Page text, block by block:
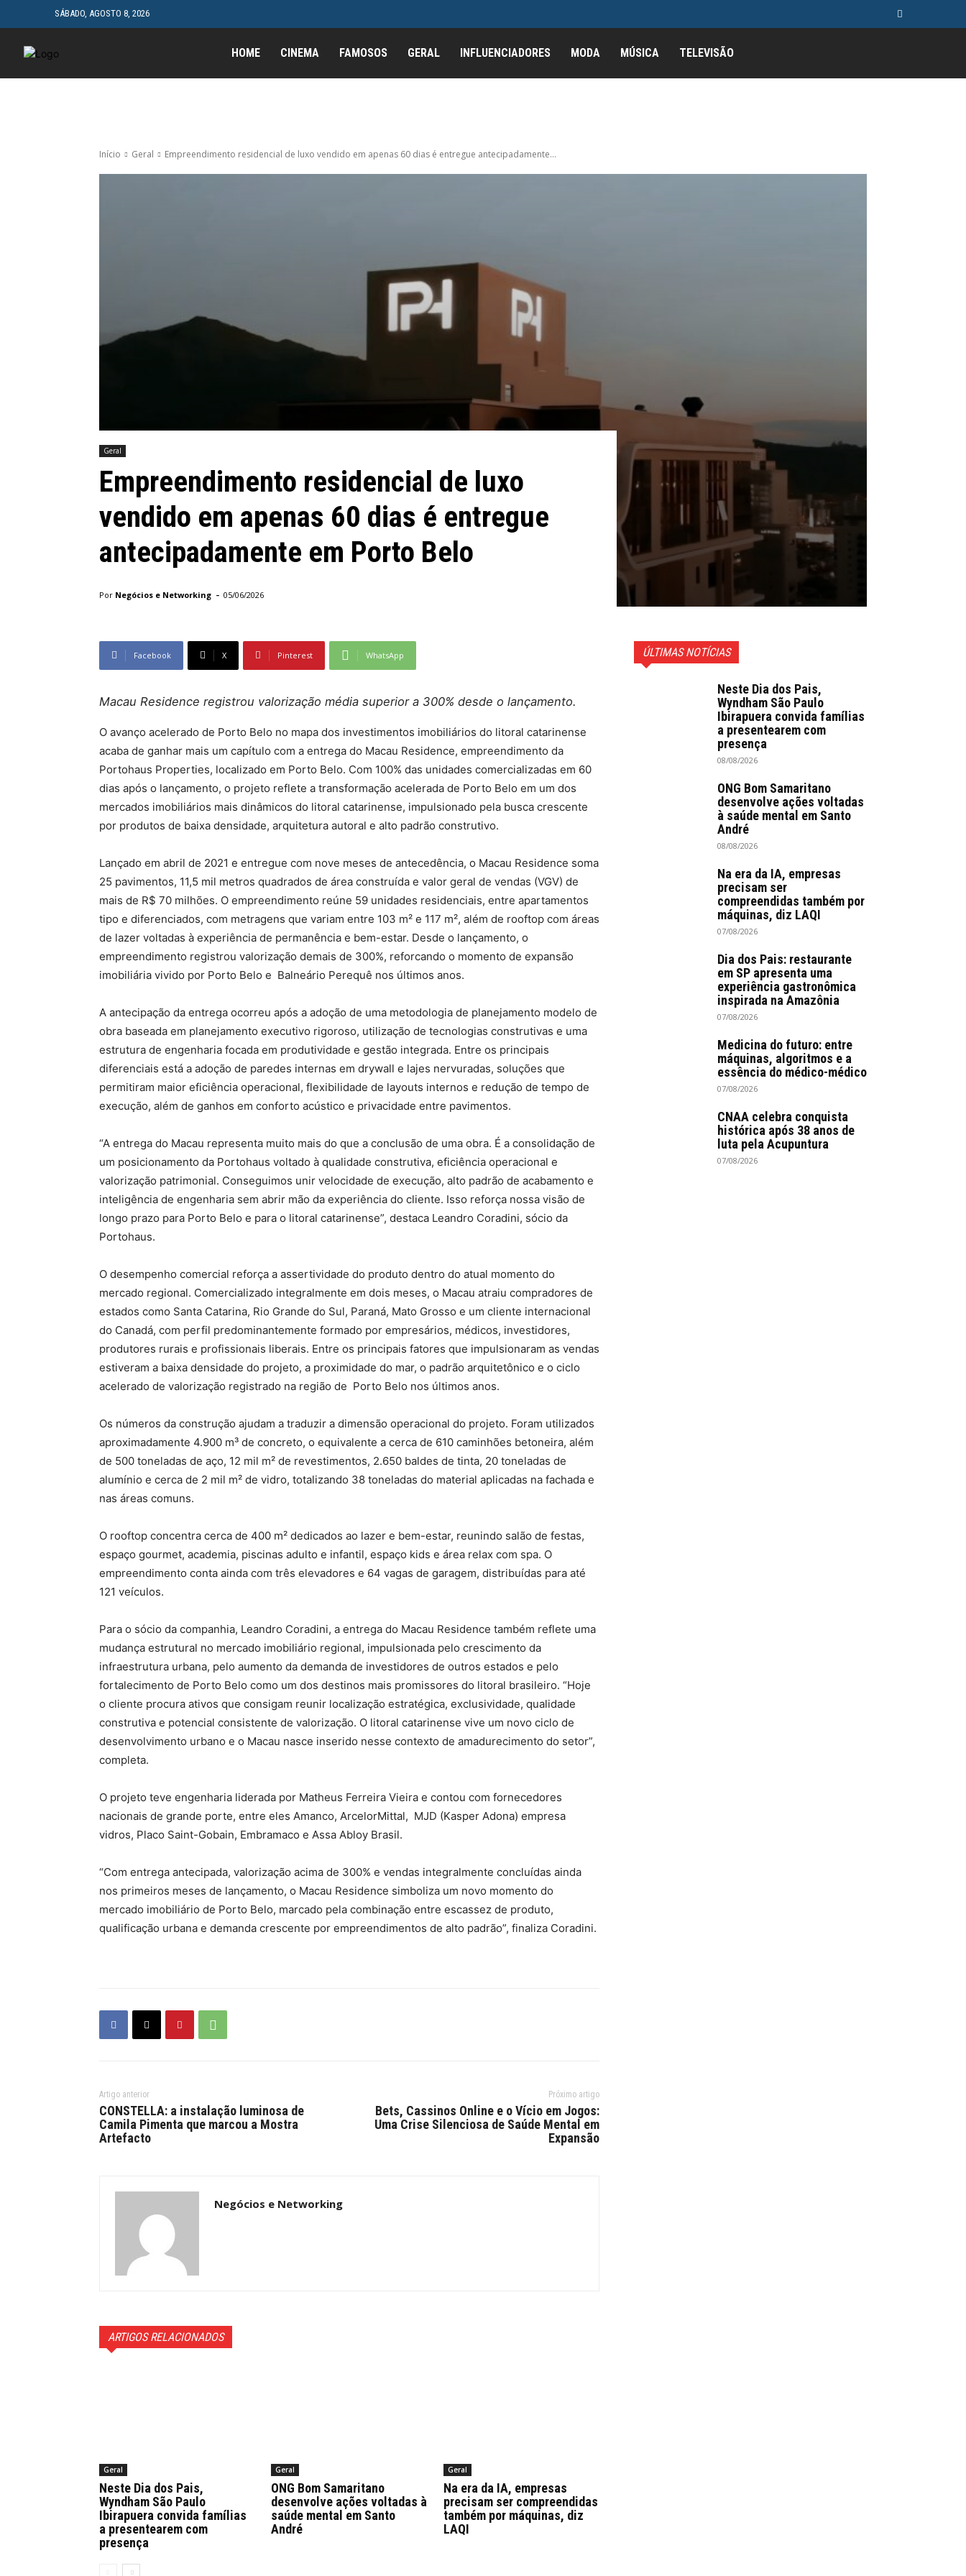
SÁBADO, AGOSTO 8, 2026
HOME CINEMA FAMOSOS GERAL INFLUENCIADORES MODA MÚSICA TELEVISÃO
Início Geral Empreendimento residencial de luxo vendido em apenas 60 dias é entregue antecipadamente...
Geral
Empreendimento residencial de luxo
vendido em apenas 60 dias é entregue
antecipadamente em Porto Belo
Por Negócios e Networking - 05/06/2026
Facebook X Pinterest WhatsApp
Macau Residence registrou valorização média superior a 300% desde o lançamento.
O avanço acelerado de Porto Belo no mapa dos investimentos imobiliários do litoral catarinense
acaba de ganhar mais um capítulo com a entrega do Macau Residence, empreendimento da
Portohaus Properties, localizado em Porto Belo. Com 100% das unidades comercializadas em 60
dias após o lançamento, o projeto reflete a transformação acelerada de Porto Belo em um dos
mercados imobiliários mais dinâmicos do litoral catarinense, impulsionado pela busca crescente
por produtos de baixa densidade, arquitetura autoral e alto padrão construtivo.
Lançado em abril de 2021 e entregue com nove meses de antecedência, o Macau Residence soma
25 pavimentos, 11,5 mil metros quadrados de área construída e valor geral de vendas (VGV) de
mais de R$ 70 milhões. O empreendimento reúne 59 unidades residenciais, entre apartamentos
tipo e diferenciados, com metragens que variam entre 103 m² e 117 m², além de rooftop com áreas
de lazer voltadas à experiência de permanência e bem-estar. Desde o lançamento, o
empreendimento registrou valorização demais de 300%, reforcando o momento de expansão
imobiliária vivido por Porto Belo e Balneário Perequê nos últimos anos.
A antecipação da entrega ocorreu após a adoção de uma metodologia de planejamento modelo de
obra baseada em planejamento executivo rigoroso, utilização de tecnologias construtivas e uma
estrutura de engenharia focada em produtividade e gestão integrada. Entre os principais
diferenciais está a adoção de paredes internas em drywall e lajes nervuradas, soluções que
permitiram maior eficiência operacional, flexibilidade de layouts internos e redução de tempo de
execução, além de ganhos em conforto acústico e privacidade entre pavimentos.
“A entrega do Macau representa muito mais do que a conclusão de uma obra. É a consolidação de
um posicionamento da Portohaus voltado à qualidade construtiva, eficiência operacional e
valorização patrimonial. Conseguimos unir velocidade de execução, alto padrão de acabamento e
inteligência de engenharia sem abrir mão da experiência do cliente. Isso reforça nossa visão de
longo prazo para Porto Belo e para o litoral catarinense”, destaca Leandro Coradini, sócio da
Portohaus.
O desempenho comercial reforça a assertividade do produto dentro do atual momento do
mercado regional. Comercializado integralmente em dois meses, o Macau atraiu compradores de
estados como Santa Catarina, Rio Grande do Sul, Paraná, Mato Grosso e um cliente internacional
do Canadá, com perfil predominantemente formado por empresários, médicos, investidores,
produtores rurais e profissionais liberais. Entre os principais fatores que impulsionaram as vendas
estiveram a baixa densidade do projeto, a proximidade do mar, o padrão arquitetônico e o ciclo
acelerado de valorização registrado na região de Porto Belo nos últimos anos.
Os números da construção ajudam a traduzir a dimensão operacional do projeto. Foram utilizados
aproximadamente 4.900 m³ de concreto, o equivalente a cerca de 610 caminhões betoneira, além
de 500 toneladas de aço, 12 mil m² de revestimentos, 2.650 baldes de tinta, 20 toneladas de
alumínio e cerca de 2 mil m² de vidro, totalizando 38 toneladas do material aplicadas na fachada e
nas áreas comuns.
O rooftop concentra cerca de 400 m² dedicados ao lazer e bem-estar, reunindo salão de festas,
espaço gourmet, academia, piscinas adulto e infantil, espaço kids e área relax com spa. O
empreendimento conta ainda com três elevadores e 64 vagas de garagem, distribuídas para até
121 veículos.
Para o sócio da companhia, Leandro Coradini, a entrega do Macau Residence também reflete uma
mudança estrutural no mercado imobiliário regional, impulsionada pelo crescimento da
infraestrutura urbana, pelo aumento da demanda de investidores de outros estados e pelo
fortalecimento de Porto Belo como um dos destinos mais promissores do litoral brasileiro. “Hoje
o cliente procura ativos que consigam reunir localização estratégica, exclusividade, qualidade
construtiva e potencial consistente de valorização. O litoral catarinense vive um novo ciclo de
desenvolvimento urbano e o Macau nasce inserido nesse contexto de amadurecimento do setor”,
completa.
O projeto teve engenharia liderada por Matheus Ferreira Vieira e contou com fornecedores
nacionais de grande porte, entre eles Amanco, ArcelorMittal, MJD (Kasper Adona) empresa
vidros, Placo Saint-Gobain, Embramaco e Assa Abloy Brasil.
“Com entrega antecipada, valorização acima de 300% e vendas integralmente concluídas ainda
nos primeiros meses de lançamento, o Macau Residence simboliza um novo momento do
mercado imobiliário de Porto Belo, marcado pela combinação entre escassez de produto,
qualificação urbana e demanda crescente por empreendimentos de alto padrão”, finaliza Coradini.
Artigo anterior
CONSTELLA: a instalação luminosa de
Camila Pimenta que marcou a Mostra
Artefacto
Próximo artigo
Bets, Cassinos Online e o Vício em Jogos:
Uma Crise Silenciosa de Saúde Mental em
Expansão
Negócios e Networking
ARTIGOS RELACIONADOS
Geral
Neste Dia dos Pais,
Wyndham São Paulo
Ibirapuera convida famílias
a presentearem com
presença
Geral
ONG Bom Samaritano
desenvolve ações voltadas à
saúde mental em Santo
André
Geral
Na era da IA, empresas
precisam ser compreendidas
também por máquinas, diz
LAQI
ÚLTIMAS NOTÍCIAS
Neste Dia dos Pais,
Wyndham São Paulo
Ibirapuera convida famílias
a presentearem com
presença
08/08/2026
ONG Bom Samaritano
desenvolve ações voltadas
à saúde mental em Santo
André
08/08/2026
Na era da IA, empresas
precisam ser
compreendidas também por
máquinas, diz LAQI
07/08/2026
Dia dos Pais: restaurante
em SP apresenta uma
experiência gastronômica
inspirada na Amazônia
07/08/2026
Medicina do futuro: entre
máquinas, algoritmos e a
essência do médico-médico
07/08/2026
CNAA celebra conquista
histórica após 38 anos de
luta pela Acupuntura
07/08/2026